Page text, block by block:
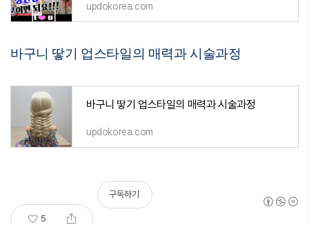
updokorea.com
바구니 땋기 업스타일의 매력과 시술과정
바구니 땋기 업스타일의 매력과 시술과정
updokorea.com
5
구독하기